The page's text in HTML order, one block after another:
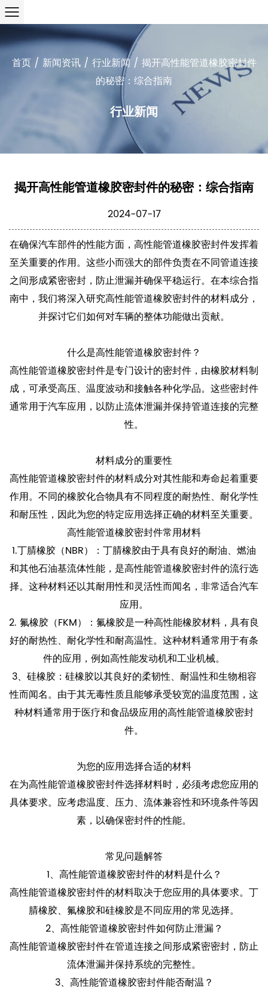
首页/ 新闻资讯/ 行业新闻/ 揭开高性能管道橡胶密封件
的秘密：综合指南
行业新闻
揭开高性能管道橡胶密封件的秘密：综合指南
2024-07-17
在确保汽车部件的性能方面，高性能管道橡胶密封件发挥着
至关重要的作用。这些小而强大的部件负责在不同管道连接
之间形成紧密密封，防止泄漏并确保平稳运行。在本综合指
南中，我们将深入研究高性能管道橡胶密封件的材料成分，
并探讨它们如何对车辆的整体功能做出贡献。
什么是高性能管道橡胶密封件？
高性能管道橡胶密封件是专门设计的密封件，由橡胶材料制
成，可承受高压、温度波动和接触各种化学品。这些密封件
通常用于汽车应用，以防止流体泄漏并保持管道连接的完整
性。
材料成分的重要性
高性能管道橡胶密封件的材料成分对其性能和寿命起着重要
作用。不同的橡胶化合物具有不同程度的耐热性、耐化学性
和耐压性，因此为您的特定应用选择正确的材料至关重要。
高性能管道橡胶密封件常用材料
1.丁腈橡胶（NBR）：丁腈橡胶由于具有良好的耐油、燃油
和其他石油基流体性能，是高性能管道橡胶密封件的流行选
择。这种材料还以其耐用性和灵活性而闻名，非常适合汽车
应用。
2. 氟橡胶（FKM）：氟橡胶是一种高性能橡胶材料，具有良
好的耐热性、耐化学性和耐高温性。这种材料通常用于有条
件的应用，例如高性能发动机和工业机械。
3、硅橡胶：硅橡胶以其良好的柔韧性、耐温性和生物相容
性而闻名。由于其无毒性质且能够承受较宽的温度范围，这
种材料通常用于医疗和食品级应用的高性能管道橡胶密封
件。
为您的应用选择合适的材料
在为高性能管道橡胶密封件选择材料时，必须考虑您应用的
具体要求。应考虑温度、压力、流体兼容性和环境条件等因
素，以确保密封件的性能。
常见问题解答
1、高性能管道橡胶密封件的材料是什么？
高性能管道橡胶密封件的材料取决于您应用的具体要求。丁
腈橡胶、氟橡胶和硅橡胶是不同应用的常见选择。
2、高性能管道橡胶密封件如何防止泄漏？
高性能管道橡胶密封件在管道连接之间形成紧密密封，防止
流体泄漏并保持系统的完整性。
3、高性能管道橡胶密封件能否耐温？